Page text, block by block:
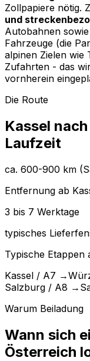
Zollpapiere nötig.
und
Autobahnen
Fahrzeuge (die
alpinen Zielen wie
Zufahrten - das
vornherein
Die Route
Kassel
Laufzeit
ca. 600-900 km
Entfernung ab
3 bis 7 Werktage
typisches
Typische Etappen
Kassel / A7 →
Salzburg / A8 →
Warum Beiladung
Wann sich
Österreich